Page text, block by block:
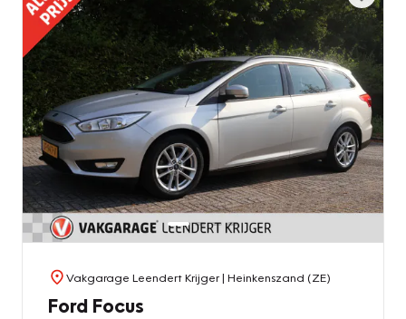
Vakgarage Leendert Krijger| Heinkenszand (ZE)
Ford Focus